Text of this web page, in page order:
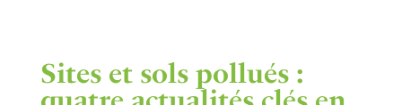
Sites et sols pollués :